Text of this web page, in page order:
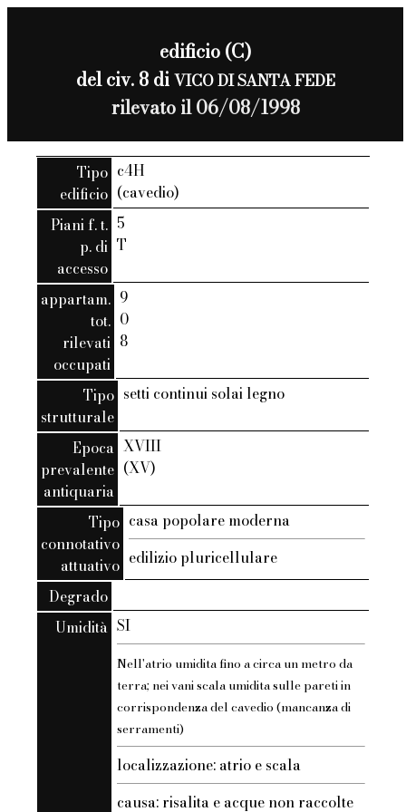
edificio (C)
del civ. 8 diVICO DI SANTA FEDE
rilevato il 06/08/1998
Tipo
edificio
c4H
(cavedio)
Piani f. t.
p. di
accesso
5
T
appartam.
tot.
rilevati
occupati
9
0
8
Tipo
strutturale
setti continui solai legno
Epoca
prevalente
antiquaria
XVIII
(XV)
Tipo
connotativo
attuativo
casa popolare moderna
edilizio pluricellulare
Degrado
Umidità SI
Nell'atrio umidita fino a circa un metro da
terra; nei vani scala umidita sulle pareti in
corrispondenza del cavedio (mancanza di
serramenti)
localizzazione: atrio e scala
causa: risalita e acque non raccolte